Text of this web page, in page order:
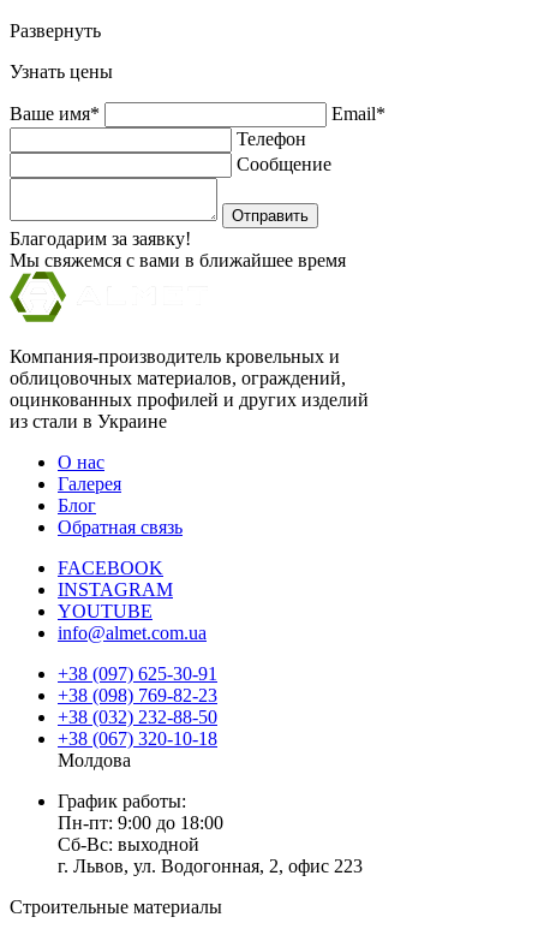
Развернуть
Узнать цены
Ваше имя*
Email*
Телефон
Сообщение
Отправить
Благодарим за заявку!
Мы свяжемся с вами в ближайшее время
Компания-производитель кровельных и
облицовочных материалов, ограждений,
оцинкованных профилей и других изделий
из стали в Украине
О нас
Галерея
Блог
Обратная связь
FACEBOOK
INSTAGRAM
YOUTUBE
info@almet.com.ua
+38 (097) 625-30-91
+38 (098) 769-82-23
+38 (032) 232-88-50
+38 (067) 320-10-18
Молдова
График работы:
Пн-пт: 9:00 до 18:00
Сб-Вс: выходной
г. Львов, ул. Водогонная, 2, офис 223
Строительные материалы